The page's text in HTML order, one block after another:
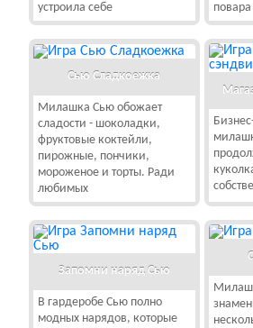
устроила себе
Сью Сладкоежка
Милашка Сью обожает
сладости - шоколадки,
фруктовые коктейли,
пирожные, пончики,
мороженое и торты. Ради
любимых
Запомни наряд Сью
В гардеробе Сью полно
модных нарядов, которые